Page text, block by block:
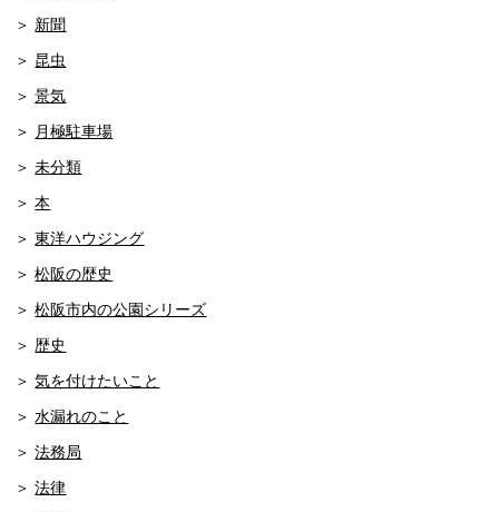
新聞
昆虫
景気
月極駐車場
未分類
本
東洋ハウジング
松阪の歴史
松阪市内の公園シリーズ
歴史
気を付けたいこと
水漏れのこと
法務局
法律